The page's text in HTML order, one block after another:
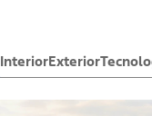
InteriorExterior